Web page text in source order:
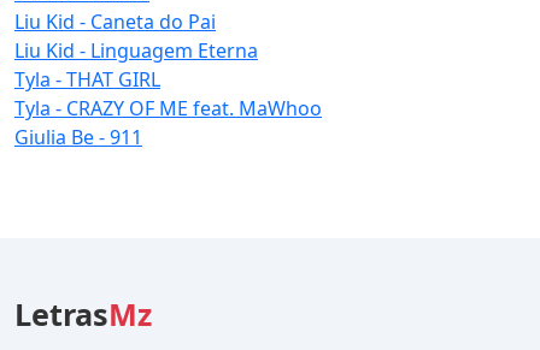
Liu Kid - Caneta do Pai
Liu Kid - Linguagem Eterna
Tyla - THAT GIRL
Tyla - CRAZY OF ME feat. MaWhoo
Giulia Be - 911
LetrasMz